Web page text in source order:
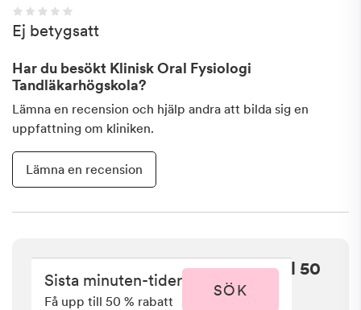
Ej betygsatt
Har du besökt Klinisk Oral Fysiologi
Tandläkarhögskola?
Lämna en recension och hjälp andra att bilda sig en
uppfattning om kliniken.
Lämna en recension
Sista minuten i Umeå - få upp till 50
% rabatt
Sista minuten-tider
Få upp till 50 % rabatt
SÖK